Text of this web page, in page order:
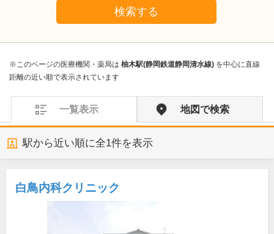
検索する
※このページの医療機関・薬局は 柚木駅(静岡鉄道静岡清水線) を中心に直線
距離の近い順で表示されています
一覧表示 地図で検索
駅から近い順に全1件を表示
白鳥内科クリニック